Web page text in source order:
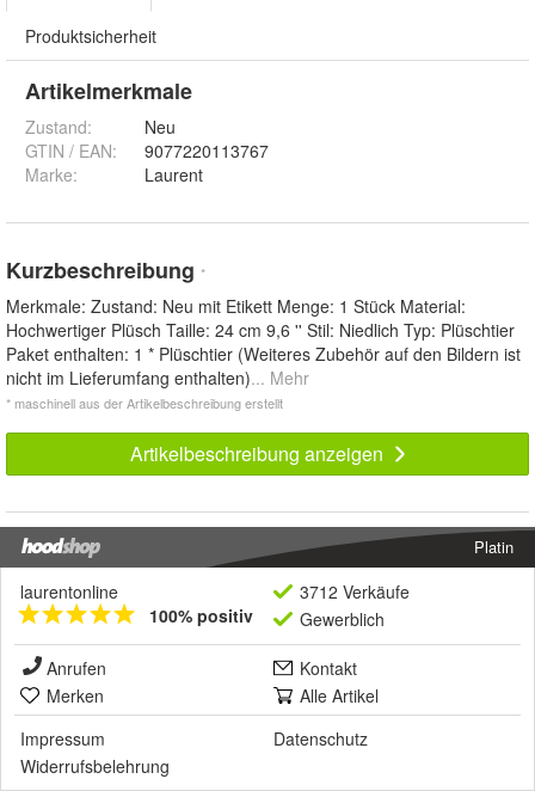
Produktsicherheit
Artikelmerkmale
Zustand:
Neu
GTIN / EAN:
9077220113767
Marke:
Laurent
Kurzbeschreibung *
Merkmale: Zustand: Neu mit Etikett Menge: 1 Stück Material:
Hochwertiger Plüsch Taille: 24 cm 9,6 '' Stil: Niedlich Typ: Plüschtier
Paket enthalten: 1 * Plüschtier (Weiteres Zubehör auf den Bildern ist
nicht im Lieferumfang enthalten)... Mehr
* maschinell aus der Artikelbeschreibung erstellt
Artikelbeschreibung anzeigen
Platin
laurentonline
100% positiv
3712 Verkäufe
Gewerblich
Anrufen
Kontakt
Merken
Alle Artikel
Impressum
Datenschutz
Widerrufsbelehrung